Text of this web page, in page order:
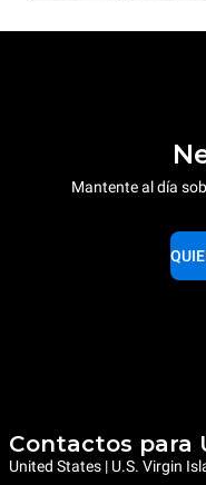
Mantente al día
Contactos para
United States | U.S. Virgin